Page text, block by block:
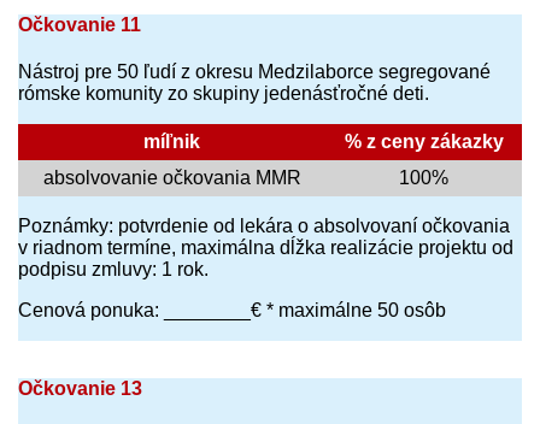
Očkovanie 11
Nástroj pre 50 ľudí z okresu Medzilaborce segregované
rómske komunity zo skupiny jedenásťročné deti.
míľnik
% z ceny zákazky
absolvovanie očkovania MMR
100%
Poznámky: potvrdenie od lekára o absolvovaní očkovania
v riadnom termíne, maximálna dĺžka realizácie projektu od
podpisu zmluvy: 1 rok.
Cenová ponuka: ________€ * maximálne 50 osôb
Očkovanie 13